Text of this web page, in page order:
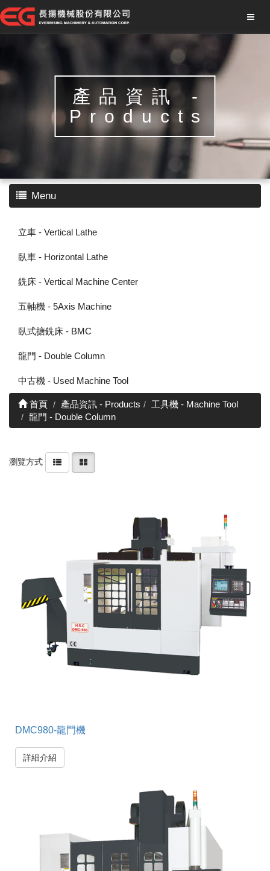
產品資訊 -
Products
Menu
立車 - Vertical Lathe
臥車 - Horizontal Lathe
銑床 - Vertical Machine Center
五軸機 - 5Axis Machine
臥式搪銑床 - BMC
龍門 - Double Column
中古機 - Used Machine Tool
首頁 產品資訊 - Products
工具機 - Machine Tool
龍門 - Double Column
瀏覽方式
DMC980-龍門機
詳細介紹